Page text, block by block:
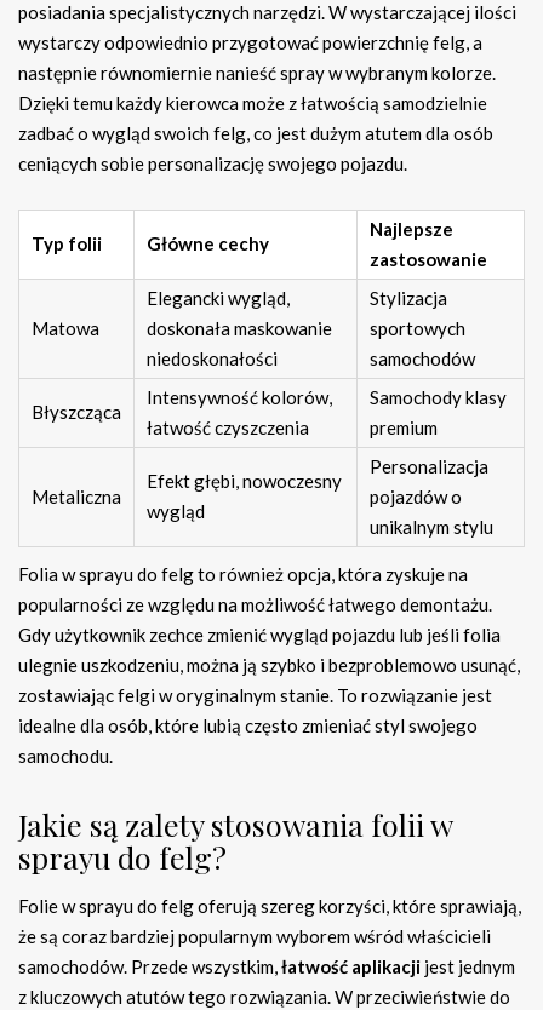
posiadania specjalistycznych narzędzi. W wystarczającej ilości
wystarczy odpowiednio przygotować powierzchnię felg, a
następnie równomiernie nanieść spray w wybranym kolorze.
Dzięki temu każdy kierowca może z łatwością samodzielnie
zadbać o wygląd swoich felg, co jest dużym atutem dla osób
ceniących sobie personalizację swojego pojazdu.
Typ folii Główne cechy
Najlepsze
zastosowanie
Matowa
Elegancki wygląd,
doskonała maskowanie
niedoskonałości
Stylizacja
sportowych
samochodów
Błyszcząca
Intensywność kolorów,
łatwość czyszczenia
Samochody klasy
premium
Metaliczna
Efekt głębi, nowoczesny
wygląd
Personalizacja
pojazdów o
unikalnym stylu
Folia w sprayu do felg to również opcja, która zyskuje na
popularności ze względu na możliwość łatwego demontażu.
Gdy użytkownik zechce zmienić wygląd pojazdu lub jeśli folia
ulegnie uszkodzeniu, można ją szybko i bezproblemowo usunąć,
zostawiając felgi w oryginalnym stanie. To rozwiązanie jest
idealne dla osób, które lubią często zmieniać styl swojego
samochodu.
Jakie są zalety stosowania folii w
sprayu do felg?
Folie w sprayu do felg oferują szereg korzyści, które sprawiają,
że są coraz bardziej popularnym wyborem wśród właścicieli
samochodów. Przede wszystkim,łatwość aplikacji jest jednym
z kluczowych atutów tego rozwiązania. W przeciwieństwie do